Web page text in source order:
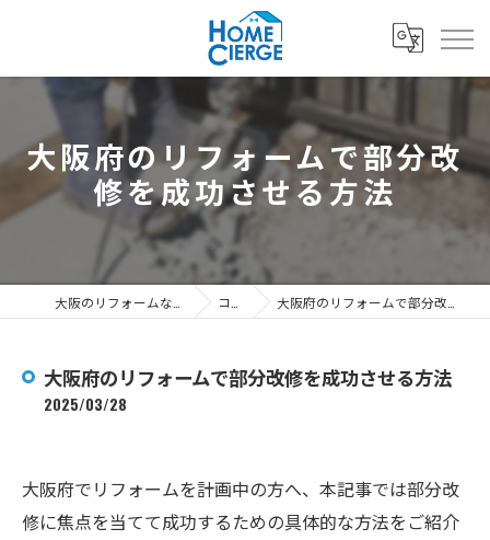
大阪府のリフォームで部分改
修を成功させる方法
コラム 大阪府のリフォームで部分改修を成功させる方法
大阪府のリフォームで部分改修を成功させる方法
2025/03/28
大阪府でリフォームを計画中の方へ、本記事では部分改
修に焦点を当てて成功するための具体的な方法をご紹介